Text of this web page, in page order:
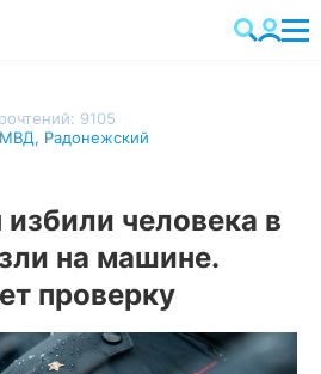
9105
, Радонежский
человека в
на машине.
проверку